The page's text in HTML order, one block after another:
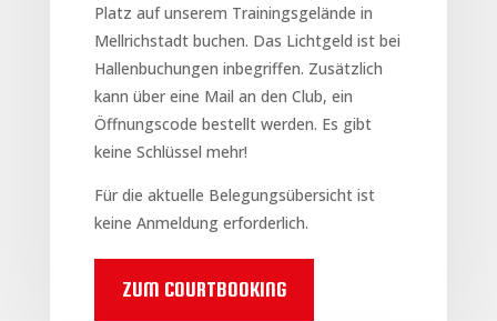
Platz auf unserem Trainingsgelände in
Mellrichstadt buchen. Das Lichtgeld ist bei
Hallenbuchungen inbegriffen. Zusätzlich
kann über eine Mail an den Club, ein
Öffnungscode bestellt werden. Es gibt
keine Schlüssel mehr!
Für die aktuelle Belegungsübersicht ist
keine Anmeldung erforderlich.
ZUM COURTBOOKING